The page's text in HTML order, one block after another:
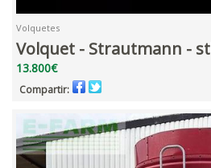
Volquetes
Volquet - Strautmann -
13.800€
Compartir: